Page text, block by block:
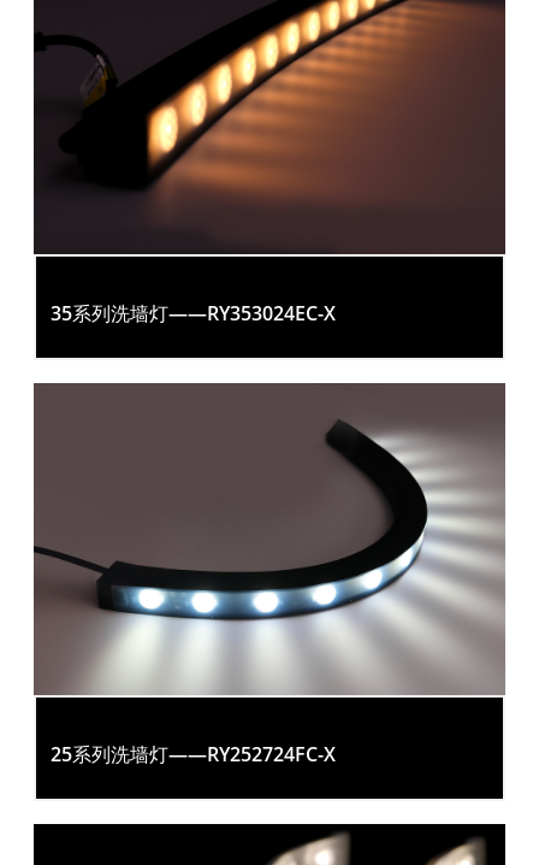
35系列洗墙灯——RY353024EC-X
25系列洗墙灯——RY252724FC-X